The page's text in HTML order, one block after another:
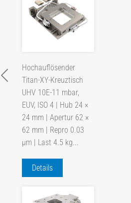
Hochauflösender
Titan-XY-Kreuztisch
UHV 10E-11 mbar,
EUV, ISO 4 | Hub 24 ×
24 mm | Apertur 62 ×
62 mm | Repro 0.03
µm | Last 4.5 kg...
Details